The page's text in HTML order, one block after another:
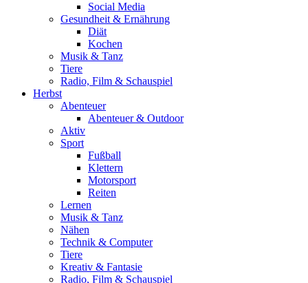
Social Media
Gesundheit & Ernährung
Diät
Kochen
Musik & Tanz
Tiere
Radio, Film & Schauspiel
Herbst
Abenteuer
Abenteuer & Outdoor
Aktiv
Sport
Fußball
Klettern
Motorsport
Reiten
Lernen
Musik & Tanz
Nähen
Technik & Computer
Tiere
Kreativ & Fantasie
Radio, Film & Schauspiel